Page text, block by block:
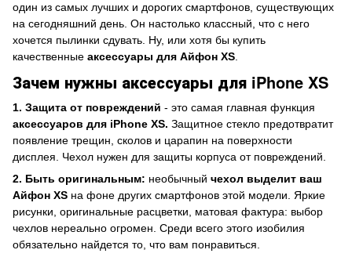
один из самых лучших и дорогих смартфонов, существующих
на сегодняшний день. Он настолько классный, что с него
хочется пылинки сдувать. Ну, или хотя бы купить
качественные аксессуары для Айфон XS
Зачем нужны аксессуары для iPhone XS
1. Защита от повреждений - это самая главная функция
аксессуаров для iPhone XS. Защитное стекло предотвратит
появление трещин, сколов и царапин на поверхности
дисплея. Чехол нужен для защиты корпуса от повреждений.
2. Быть оригинальным: необычный чехол выделит ваш
Айфон XS на фоне других смартфонов этой модели. Яркие
рисунки, оригинальные расцветки, матовая фактура: выбор
чехлов нереально огромен. Среди всего этого изобилия
обязательно найдется то, что вам понравиться.